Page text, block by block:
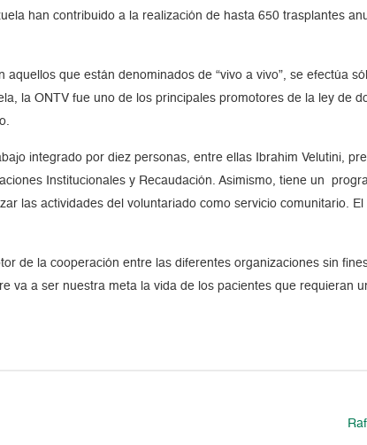
han contribuido a la realización de hasta 650 trasplantes
que están denominados de “vivo a vivo”, se efectúa
la ONTV fue uno de los principales promotores de la ley de
integrado por diez personas, entre ellas Ibrahim Velutini,
Institucionales y Recaudación. Asimismo, tiene un
las actividades del voluntariado como servicio comunitario.
de la cooperación entre las diferentes organizaciones sin
va a ser nuestra meta la vida de los pacientes que requieran